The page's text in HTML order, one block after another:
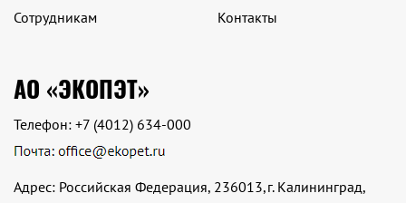
Сотрудникам
Контакты
АО «ЭКОПЭТ»
Телефон: +7 (4012) 634-000
Адрес: Российская Федерация, 236013,г. Калининград,